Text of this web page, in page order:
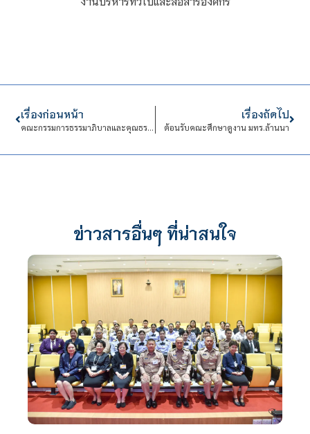
เรื่องก่อนหน้า
คณะกรรมการธรรมาภิบาลและคุณธรรมจริยธรรมสถาบันเทคโนโลยีจิตรลดา
เรื่องถัดไป
ต้อนรับคณะศึกษาดูงาน มทร.ล้านนา
ข่าวสารอื่นๆ ที่น่าสนใจ